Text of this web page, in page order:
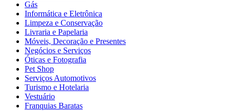
Gás
Informática e Eletrônica
Limpeza e Conservação
Livraria e Papelaria
Móveis, Decoração e Presentes
Negócios e Serviços
Óticas e Fotografia
Pet Shop
Serviços Automotivos
Turismo e Hotelaria
Vestuário
Franquias Baratas